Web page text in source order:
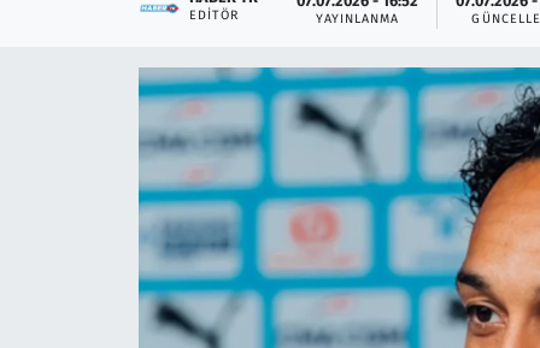
EDITÖR YAYINLANMA